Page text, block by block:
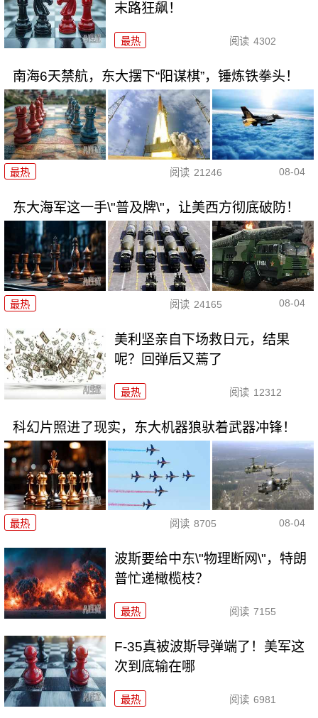
末路狂飙！
最热 阅读 4302
南海6天禁航，东大摆下“阳谋棋”，锤炼铁拳头！
最热 阅读 21246 08-04
东大海军这一手\"普及牌\"，让美西方彻底破防！
最热 阅读 24165 08-04
美利坚亲自下场救日元，结果
呢？回弹后又蔫了
最热 阅读 12312
科幻片照进了现实，东大机器狼驮着武器冲锋！
最热 阅读 8705 08-04
波斯要给中东\"物理断网\"，特朗
普忙递橄榄枝？
最热 阅读 7155
F-35真被波斯导弹端了！美军这
次到底输在哪
最热 阅读 6981